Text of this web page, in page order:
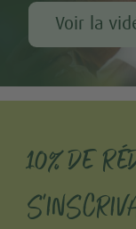
Voir la
10% DE